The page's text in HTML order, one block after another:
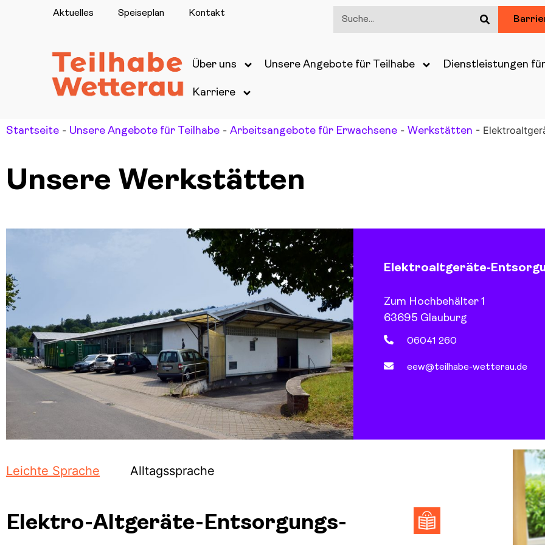
Aktuelles Speiseplan Kontakt
Über uns Unsere Angebote für Teilhabe Dienstleistungen
Karriere
Startseite - Unsere Angebote für Teilhabe - Arbeitsangebote für Erwachsene - Werkstätten -
Unsere Werkstätten
Elektroaltgeräte-
Zum Hochbehälter 1
63695 Glauburg
06041 260
eew@teilhabe-wetterau.de
Leichte Sprache Alltagssprache
Elektro-Altgeräte-Entsorgungs-